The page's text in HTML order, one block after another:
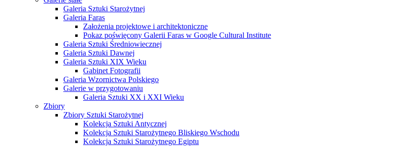
Galeria Sztuki Starożytnej
Galeria Faras
Założenia projektowe i architektoniczne
Pokaz poświęcony Galerii Faras w Google Cultural Institute
Galeria Sztuki Średniowiecznej
Galeria Sztuki Dawnej
Galeria Sztuki XIX Wieku
Gabinet Fotografii
Galeria Wzornictwa Polskiego
Galerie w przygotowaniu
Galeria Sztuki XX i XXI Wieku
Zbiory
Zbiory Sztuki Starożytnej
Kolekcja Sztuki Antycznej
Kolekcja Sztuki Starożytnego Bliskiego Wschodu
Kolekcja Sztuki Starożytnego Egiptu